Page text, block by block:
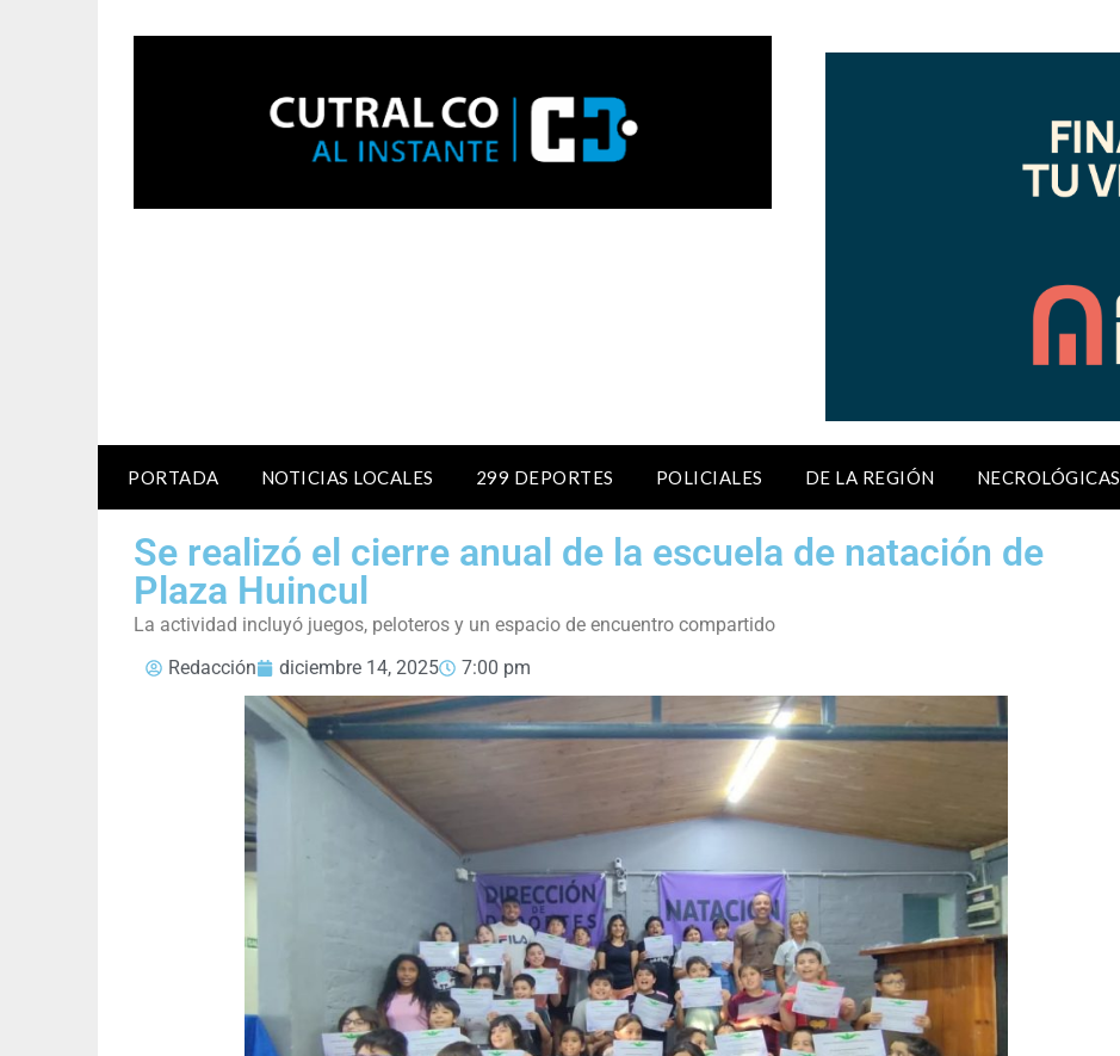
PORTADA NOTICIAS LOCALES 299 DEPORTES POLICIALES DE LA REGIÓN NECROLÓGICAS
Se realizó el cierre anual de la escuela de natación de
Plaza Huincul
La actividad incluyó juegos, peloteros y un espacio de encuentro compartido
Redacción
diciembre 14, 2025 7:00 pm